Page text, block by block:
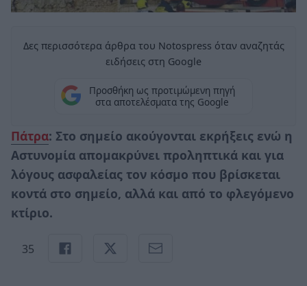
Δες περισσότερα άρθρα του Notospress όταν αναζητάς
ειδήσεις στη Google
Προσθήκη ως προτιμώμενη πηγή
στα αποτελέσματα της Google
Πάτρα: Στο σημείο ακούγονται εκρήξεις ενώ η
Αστυνομία απομακρύνει προληπτικά και για
λόγους ασφαλείας τον κόσμο που βρίσκεται
κοντά στο σημείο, αλλά και από το φλεγόμενο
κτίριο.
35